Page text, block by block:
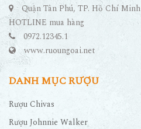
Quận Tân Phú, TP. Hồ Chí Minh
HOTLINE mua hàng
0972.12345.1
www.ruoungoai.net
DANH MỤC RƯỢU
Rượu Chivas
Rượu Johnnie Walker